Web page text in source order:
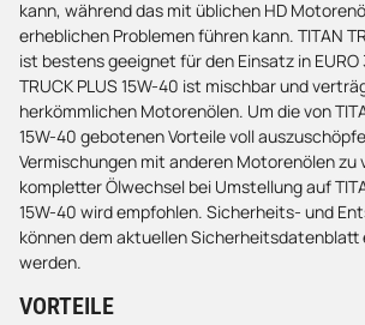
kann, während das mit üblichen HD
erheblichen Problemen führen kann. TITAN
ist bestens geeignet für den Einsatz in EURO
TRUCK PLUS 15W-40 ist mischbar und
herkömmlichen Motorenölen. Um die von
15W-40 gebotenen Vorteile voll
Vermischungen mit anderen Motorenölen zu
kompletter Ölwechsel bei Umstellung auf
15W-40 wird empfohlen. Sicherheits- und
können dem aktuellen Sicherheitsdatenblatt
werden.
VORTEILE